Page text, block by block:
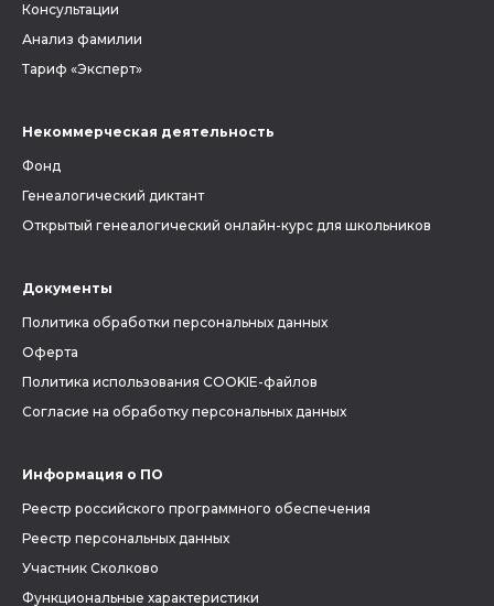
Консультации
Анализ фамилии
Тариф «Эксперт»
Некоммерческая деятельность
Фонд
Генеалогический диктант
Открытый генеалогический онлайн-курс для школьников
Документы
Политика обработки персональных данных
Оферта
Политика использования COOKIE-файлов
Согласие на обработку персональных данных
Информация о ПО
Реестр российского программного обеспечения
Реестр персональных данных
Участник Сколково
Функциональные характеристики